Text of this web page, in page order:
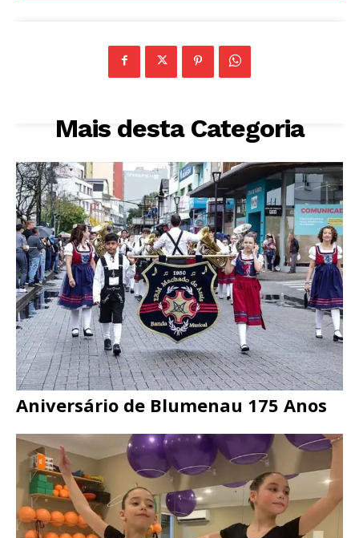
Mais desta Categoria
Aniversário de Blumenau 175 Anos